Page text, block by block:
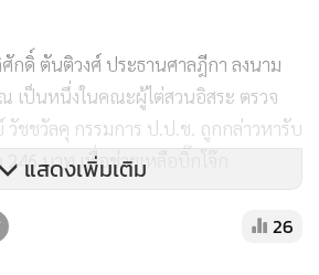
กดิ์ ตันติวงศ์ ประธานศาลฎีกา ลงนาม
เป็นหนึ่งในคณะผู้ไต่สวนอิสระ ตรวจ
ชชวัลคุ กรรมการ ป.ป.ช. ถูกกล่าวหารับ
บาท เพื่อช่วยเหลือบิ๊กโจ๊ก
ล
แสดงเพิ่มเติม
26